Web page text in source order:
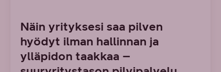
Näin yrityksesi saa pilven
hyödyt ilman hallinnan ja
ylläpidon taakkaa –